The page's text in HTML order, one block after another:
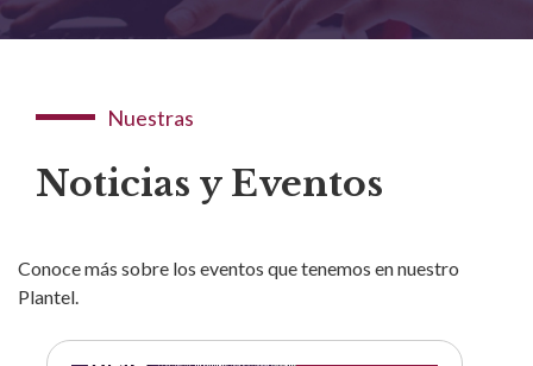
Nuestras
Noticias y Eventos
Conoce más sobre los eventos que tenemos en nuestro
Plantel.